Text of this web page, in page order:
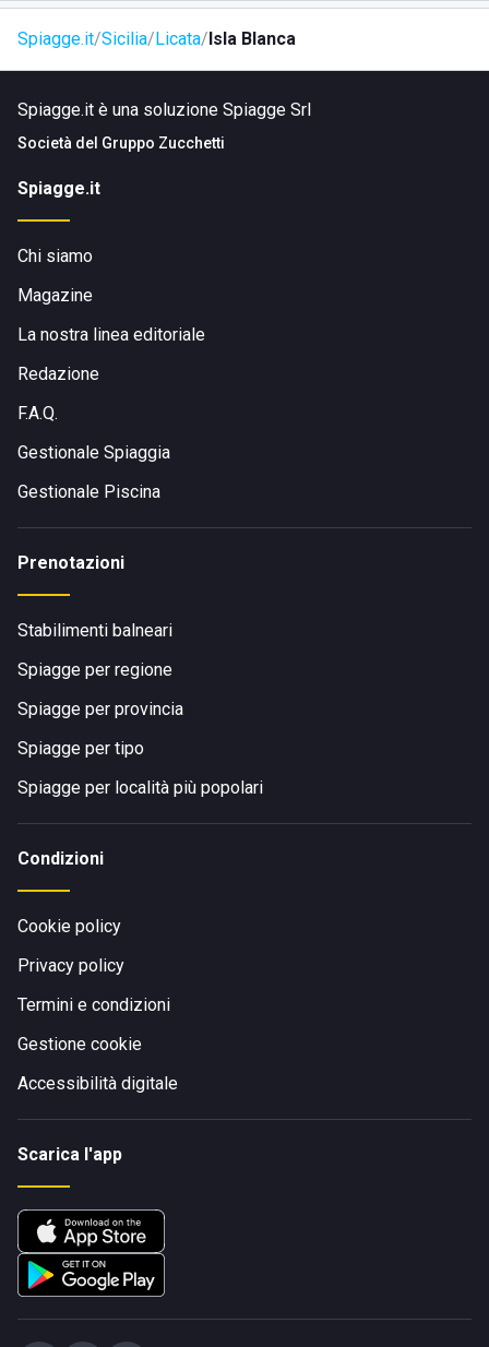
Spiagge.it Sicilia Licata Isla Blanca
Spiagge.it è una soluzione Spiagge Srl
Società del Gruppo Zucchetti
Spiagge.it
Chi siamo
Magazine
La nostra linea editoriale
Redazione
F.A.Q.
Gestionale Spiaggia
Gestionale Piscina
Prenotazioni
Stabilimenti balneari
Spiagge per regione
Spiagge per provincia
Spiagge per tipo
Spiagge per località più popolari
Condizioni
Cookie policy
Privacy policy
Termini e condizioni
Gestione cookie
Accessibilità digitale
Scarica l'app